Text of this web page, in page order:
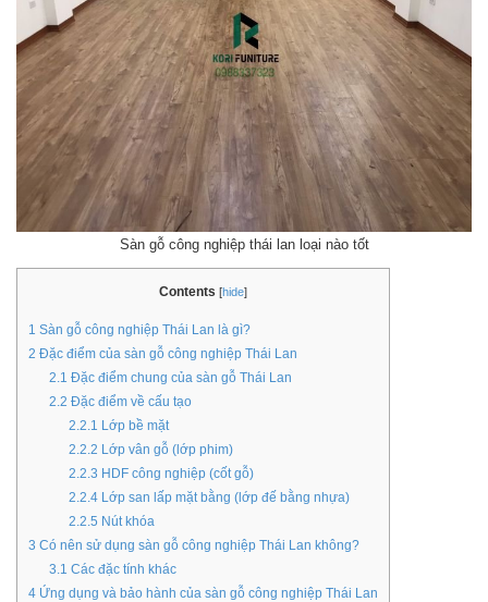
Sàn gỗ công nghiệp thái lan loại nào tốt
Contents [hide]
1 Sàn gỗ công nghiệp Thái Lan là gì?
2 Đặc điểm của sàn gỗ công nghiệp Thái Lan
2.1 Đặc điểm chung của sàn gỗ Thái Lan
2.2 Đặc điểm về cấu tạo
2.2.1 Lớp bề mặt
2.2.2 Lớp vân gỗ (lớp phim)
2.2.3 HDF công nghiệp (cốt gỗ)
2.2.4 Lớp san lấp mặt bằng (lớp đế bằng nhựa)
2.2.5 Nút khóa
3 Có nên sử dụng sàn gỗ công nghiệp Thái Lan không?
3.1 Các đặc tính khác
4 Ứng dụng và bảo hành của sàn gỗ công nghiệp Thái Lan